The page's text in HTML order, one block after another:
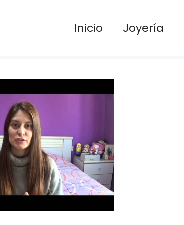
Inicio Joyería